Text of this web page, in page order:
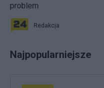
problem
Redakcja
Najpopularniejsze